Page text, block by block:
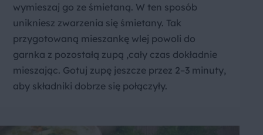
wymieszaj go ze śmietaną. W ten sposób
unikniesz zwarzenia się śmietany. Tak
przygotowaną mieszankę wlej powoli do
garnka z pozostałą zupą ,cały czas dokładnie
mieszając. Gotuj zupę jeszcze przez 2–3 minuty,
aby składniki dobrze się połączyły.